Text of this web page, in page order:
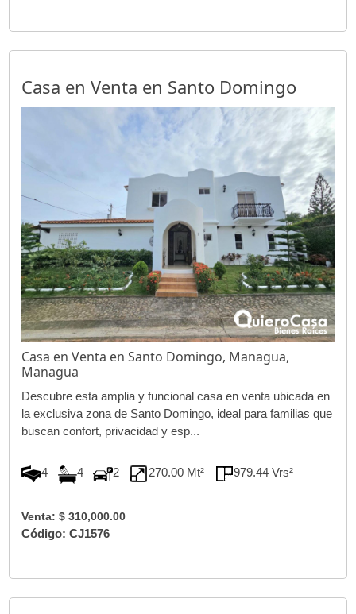
Casa en Venta en Santo Domingo
Casa en Venta en Santo Domingo, Managua,
Managua
Descubre esta amplia y funcional casa en venta ubicada en
la exclusiva zona de Santo Domingo, ideal para familias que
buscan confort, privacidad y esp...
4 4 2 270.00 Mt² 979.44 Vrs²
Venta: $ 310,000.00
Código: CJ1576